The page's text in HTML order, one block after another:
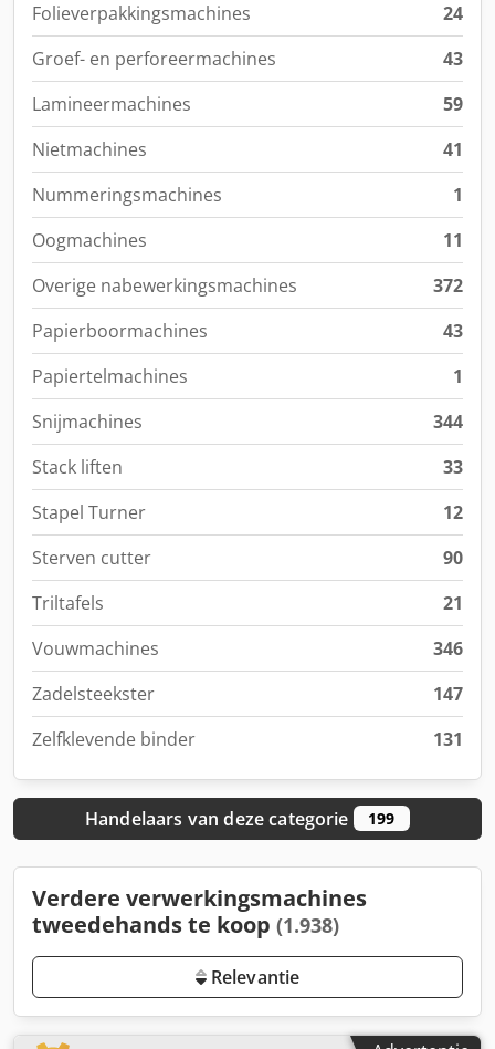
Folieverpakkingsmachines
24
Groef- en perforeermachines
43
Lamineermachines
59
Nietmachines
41
Nummeringsmachines
1
Oogmachines
11
Overige nabewerkingsmachines
372
Papierboormachines
43
Papiertelmachines
1
Snijmachines
344
Stack liften
33
Stapel Turner
12
Sterven cutter
90
Triltafels
21
Vouwmachines
346
Zadelsteekster
147
Zelfklevende binder
131
Handelaars van deze categorie 199
Verdere verwerkingsmachines
tweedehands te koop (1.938)
Relevantie